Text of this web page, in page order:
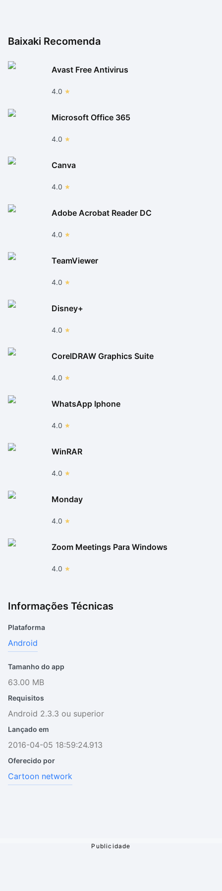
Baixaki Recomenda
Avast Free Antivirus
4.0
Microsoft Office 365
4.0
Canva
4.0
Adobe Acrobat Reader DC
4.0
TeamViewer
4.0
Disney+
4.0
CorelDRAW Graphics Suite
4.0
WhatsApp Iphone
4.0
WinRAR
4.0
Monday
4.0
Zoom Meetings Para Windows
4.0
Informações Técnicas
Plataforma
Android
Tamanho do app
63.00 MB
Requisitos
Android 2.3.3 ou superior
Lançado em
2016-04-05 18:59:24.913
Oferecido por
Cartoon network